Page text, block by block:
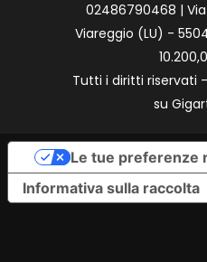
02486790468 | Via
Viareggio (LU) -
Tutti i diritti riservati
su
Informativa sulla raccolta
Le tue preferenze